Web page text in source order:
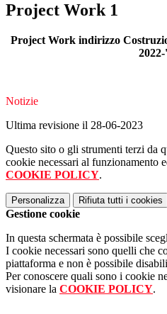
Project Work 1
Project Work indirizzo
Notizie
Ultima revisione il 28-06-2023
Questo sito o gli strumenti terzi da
cookie necessari al funzionamento
COOKIE POLICY.
Personalizza Rifiuta tutti i cookies
Gestione cookie
In questa schermata è possibile
I cookie necessari sono quelli che
piattaforma e non è possibile
Per conoscere quali sono i cookie
visionare la COOKIE POLICY.